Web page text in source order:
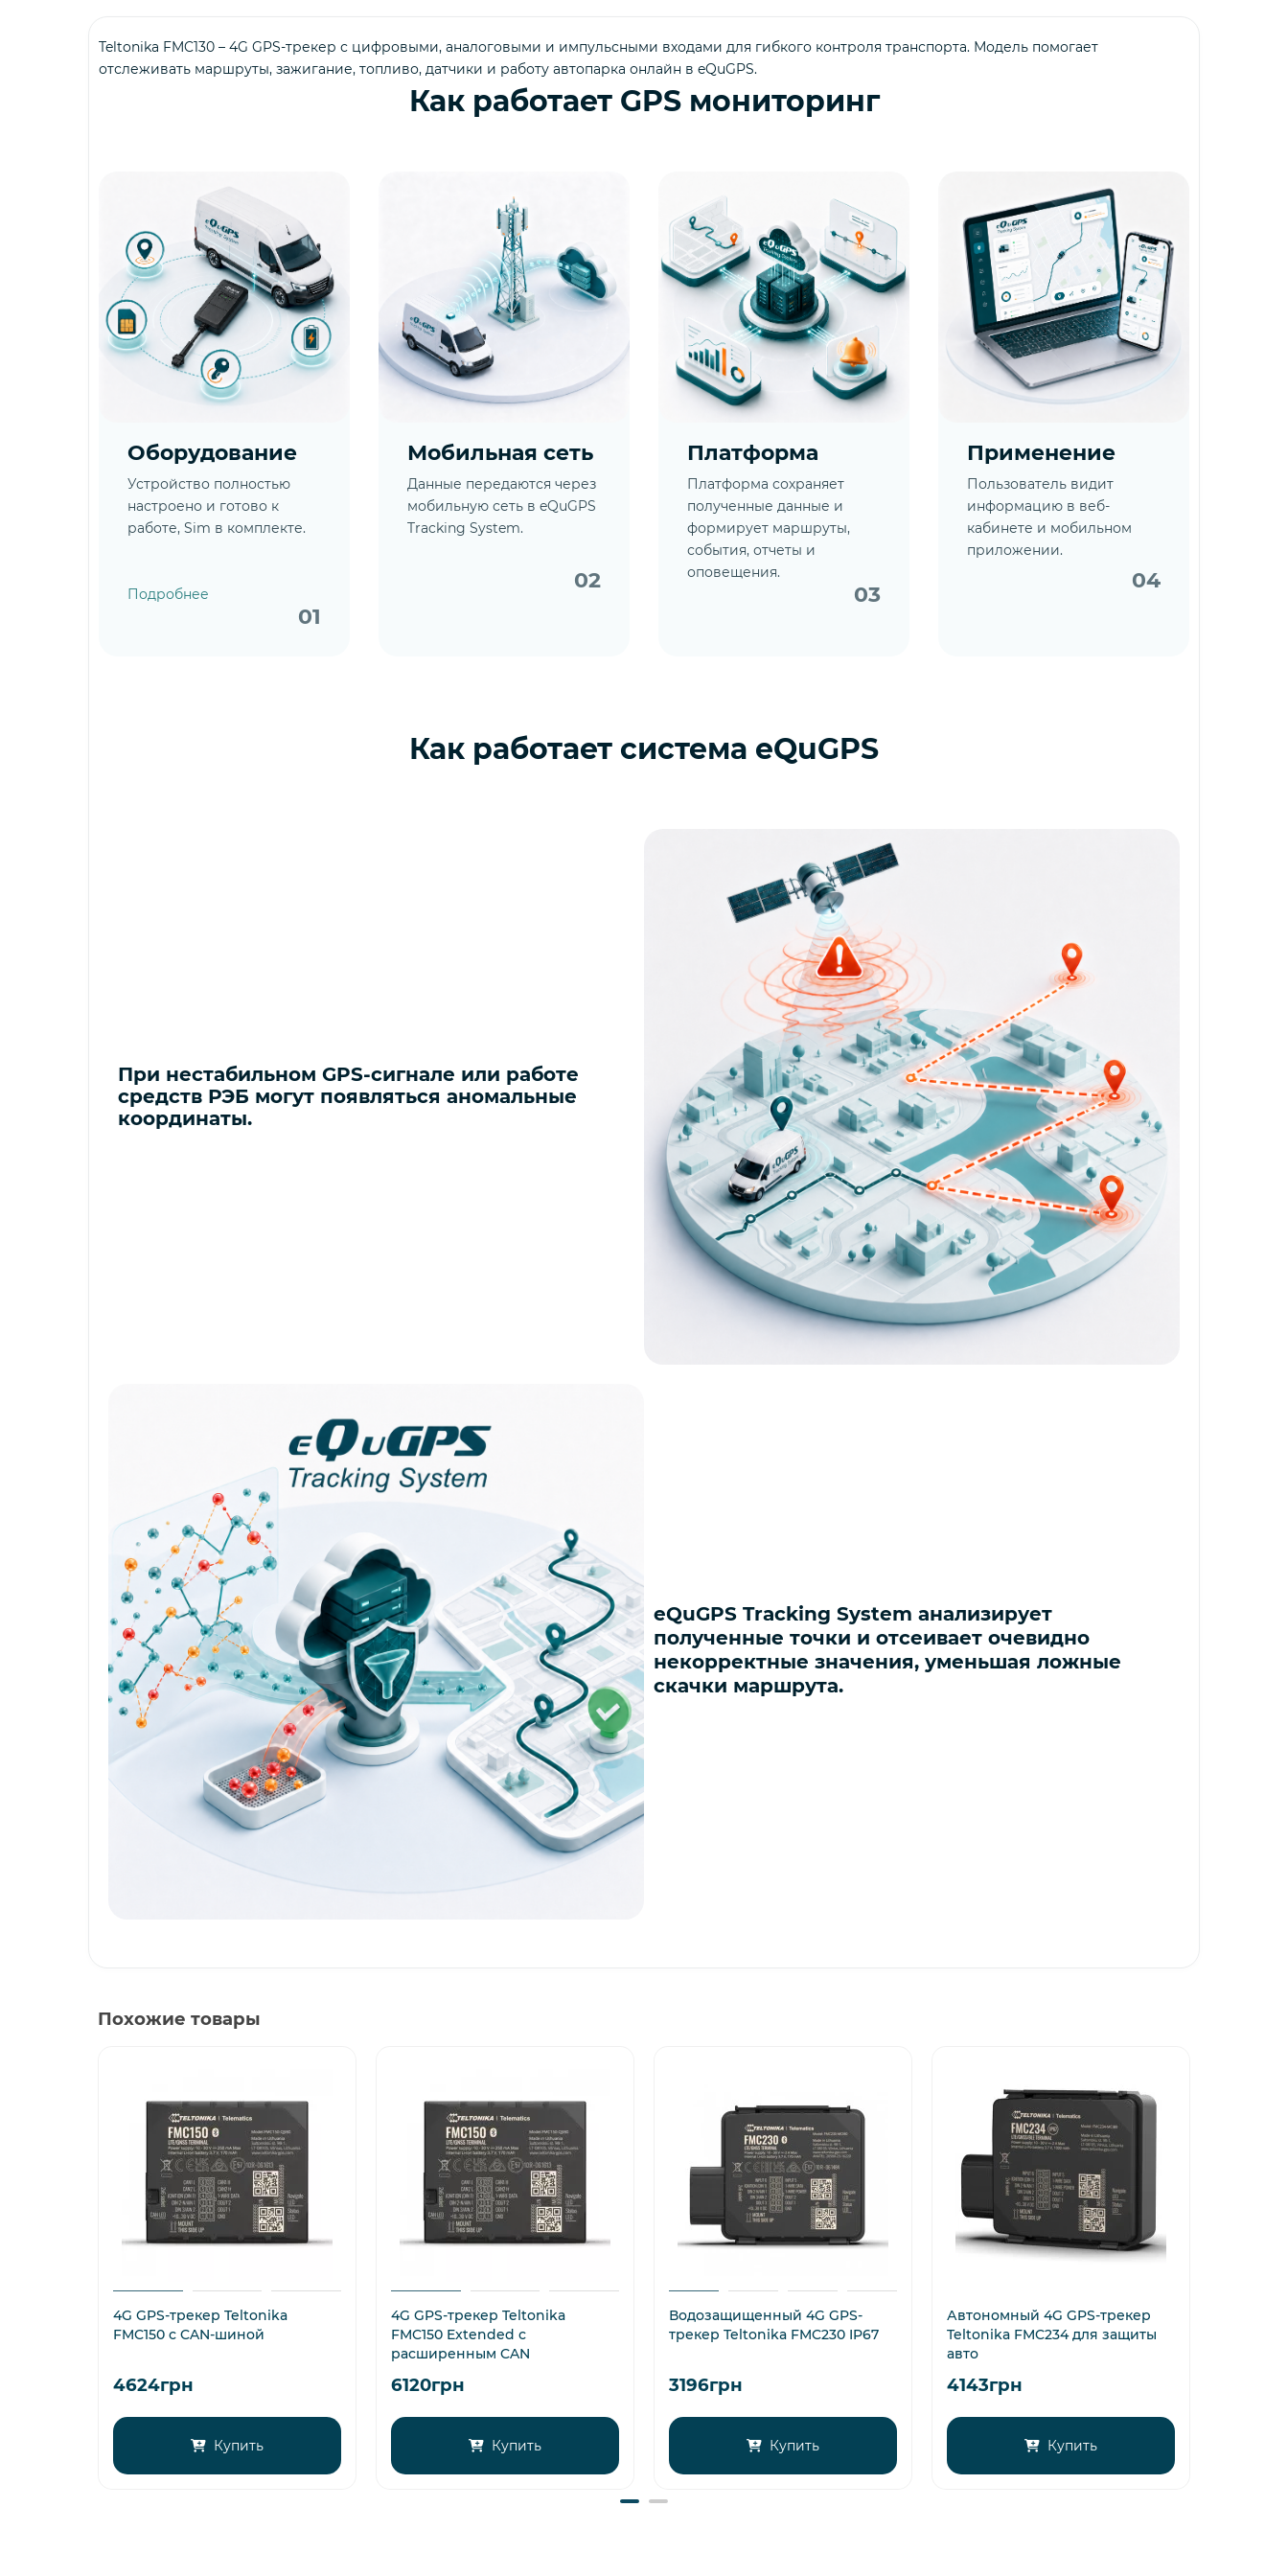
Teltonika FMC130 – 4G GPS-трекер с цифровыми, аналоговыми и импульсными входами для гибкого контроля транспорта. Модель помогает
отслеживать маршруты, зажигание, топливо, датчики и работу автопарка онлайн в eQuGPS.
Как работает GPS мониторинг
Оборудование
Устройство полностью
настроено и готово к
работе, Sim в комплекте.
Подробнее
01
Мобильная сеть
Данные передаются через
мобильную сеть в eQuGPS
Tracking System.
02
Платформа
Платформа сохраняет
полученные данные и
формирует маршруты,
события, отчеты и
оповещения.
03
Применение
Пользователь видит
информацию в веб-
кабинете и мобильном
приложении.
04
Как работает система eQuGPS
При нестабильном GPS-сигнале или работе
средств РЭБ могут появляться аномальные
координаты.
eQuGPS Tracking System анализирует
полученные точки и отсеивает очевидно
некорректные значения, уменьшая ложные
скачки маршрута.
Похожие товары
4G GPS-трекер Teltonika
FMC150 с CAN-шиной
4624грн
Купить
4G GPS-трекер Teltonika
FMC150 Extended с
расширенным CAN
6120грн
Купить
Водозащищенный 4G GPS-
трекер Teltonika FMC230 IP67
3196грн
Купить
Автономный 4G GPS-трекер
Teltonika FMC234 для защиты
авто
4143грн
Купить